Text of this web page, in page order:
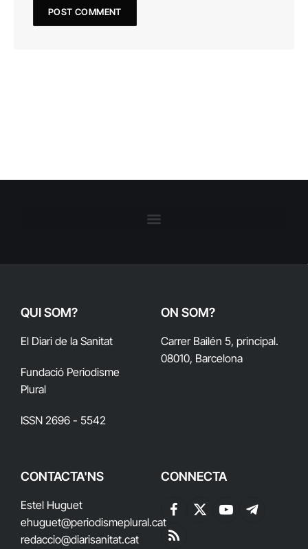
QUI SOM?
El Diari de la Sanitat
Fundació Periodisme
Plural
ISSN 2696 - 5542
ON SOM?
Carrer Bailén 5, principal.
08010, Barcelona
CONTACTA'NS
Estel Huguet
ehuguet@periodismeplural.cat
redaccio@diarisanitat.cat
CONNECTA
Facebook
X
YouTubeTelegram
RSS